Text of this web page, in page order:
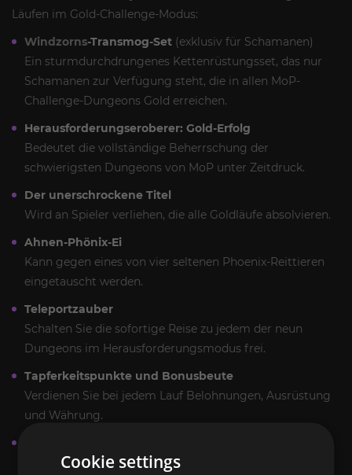
Läufen im Gold-Challenge-Modus:
Windzorns-Transmog-Set (exklusiv für Schamanen)
Ein sturmdurchdrungenes Kettenrüstungsset, das nur
Schamanen zur Verfügung steht, die in allen MoP-
Challenge-Dungeons Gold erreichen.
Herausforderungseroberer: Gold-Erfolg
Bedeutet die vollständige Beherrschung der
schwierigsten Dungeons von MoP unter Zeitdruck.
Der unerschrockene Titel
Wird an Spieler verliehen, die alle Goldläufe absolvieren.
Ahnen-Phönix-Ei
Kann gegen eines von vier seltenen Phoenix-Reittieren
eingetauscht werden.
Teleportzauber
Schalten Sie die sofortige Reise zu jedem der neun
Dungeons im Herausforderungsmodus frei.
Tapferkeitspunkte und Bonusbeute
Verdienen Sie bei jedem Lauf Belohnungen, Ausrüstung
und Währung.
Alles, was Sie verdienen, bleibt bei Ihrem Charakter –
Cookie settings